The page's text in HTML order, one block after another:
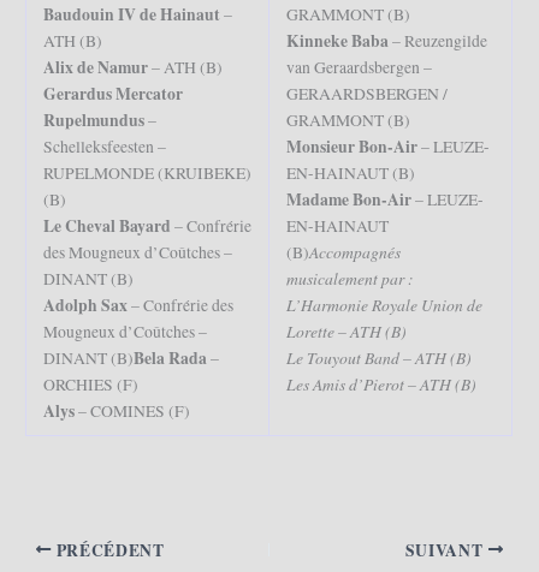
Baudouin IV de Hainaut–
ATH (B)
Alix de Namur– ATH (B)
Gerardus Mercator
Rupelmundus–
Schelleksfeesten –
RUPELMONDE (KRUIBEKE)
(B)
Le Cheval Bayard – Confrérie
des Mougneux d’Coûtches –
DINANT (B)
Adolph Sax– Confrérie des
Mougneux d’Coûtches –
DINANT (B)Bela Rada–
ORCHIES (F)
Alys– COMINES (F)
GRAMMONT (B)
Kinneke Baba– Reuzengilde
van Geraardsbergen –
GERAARDSBERGEN /
GRAMMONT (B)
Monsieur Bon-Air– LEUZE-
EN-HAINAUT (B)
Madame Bon-Air– LEUZE-
EN-HAINAUT
(B)Accompagnés
musicalement par :
L’Harmonie Royale Union de
Lorette – ATH (B)
Le Touyout Band – ATH (B)
Les Amis d’Pierot – ATH (B)
PRÉCÉDENT SUIVANT